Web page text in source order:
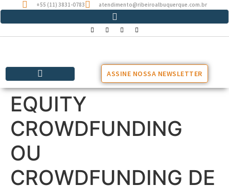
+55 (11) 3831-0783 atendimento@ribeiroalbuquerque.com.br
ASSINE NOSSA NEWSLETTER
EQUITY
CROWDFUNDING
OU
CROWDFUNDING DE